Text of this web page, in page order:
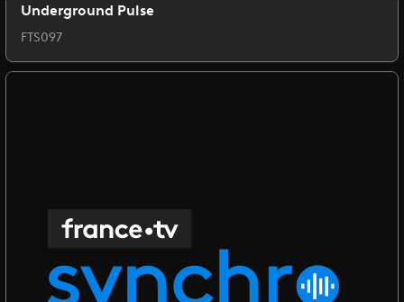
Underground Pulse
FTS097